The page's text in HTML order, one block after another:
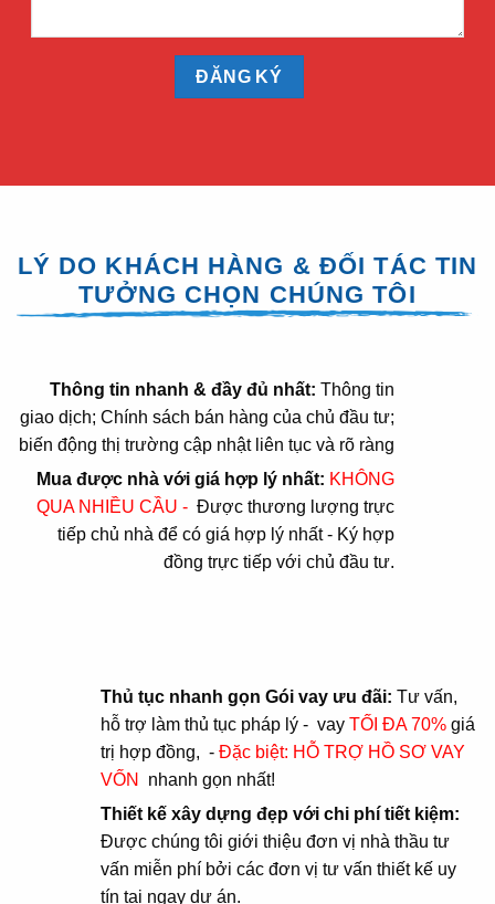
LÝ DO KHÁCH HÀNG & ĐỐI TÁC TIN
TƯỞNG CHỌN CHÚNG TÔI
Thông tin nhanh & đầy đủ nhất: Thông tin
giao dịch; Chính sách bán hàng của chủ đầu tư;
biến động thị trường cập nhật liên tục và rõ ràng
Mua được nhà với giá hợp lý nhất: KHÔNG
QUA NHIỀU CẦU - Được thương lượng trực
tiếp chủ nhà để có giá hợp lý nhất - Ký hợp
đồng trực tiếp với chủ đầu tư.
Thủ tục nhanh gọn Gói vay ưu đãi: Tư vấn,
hỗ trợ làm thủ tục pháp lý - vay TỐI ĐA 70% giá
trị hợp đồng, - Đặc biệt: HỖ TRỢ HỒ SƠ VAY
VỐN
nhanh gọn nhất!
Thiết kế xây dựng đẹp với chi phí tiết kiệm:
Được chúng tôi giới thiệu đơn vị nhà thầu tư
vấn miễn phí bởi các đơn vị tư vấn thiết kế uy
tín tại ngay dự án.